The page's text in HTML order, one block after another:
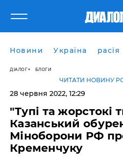
Новини Україна расія
ДІАЛОГ БЛОГИ
ЧИТАТИ НОВИНУ
28 червня 2022, 12:29
"Тупі та жорстокі
Казанський
Міноборони РФ
Кременчуку